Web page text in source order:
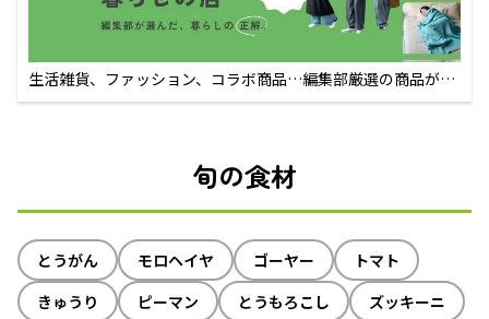
生活雑貨、ファッション、コラボ商品…編集部厳選の商品が買
えるECサイト
旬の食材
とうがん モロヘイヤ ゴーヤー
トマト
きゅうり
ピーマン とうもろこし ズッキーニ